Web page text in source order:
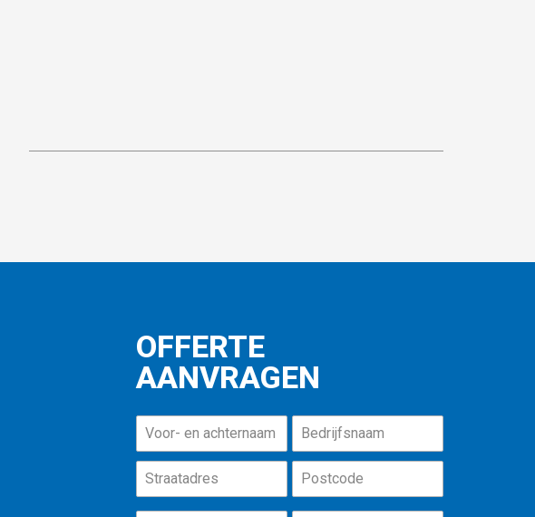
OFFERTE
AANVRAGEN